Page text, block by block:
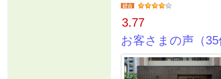
3.77
お客さまの声（